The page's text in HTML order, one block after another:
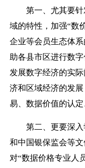
第一、 尤其要
域的特性，加强“数
企业等会员生态体
助各县市区进行数
发展数字经济的实
济和区域经济的发
易、数据价值的认
第二、 更要深
和中国银保监会等
对“数据价格专业人